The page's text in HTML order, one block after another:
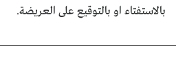
بالاستفتاء او بالتوقيع على العريضة.